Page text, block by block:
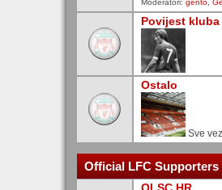
Povijest kluba
Ostalo
Sve
Official LFC